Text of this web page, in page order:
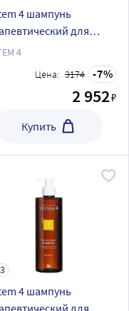
4 шампунь
для
и жирной
4
Цена: 3174 7
2 952₽
Купить
4 шампунь
для